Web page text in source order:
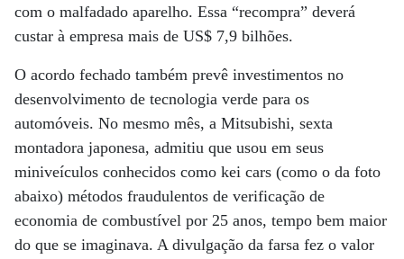
com o malfadado aparelho. Essa “recompra” deverá
custar à empresa mais de US$ 7,9 bilhões.
O acordo fechado também prevê investimentos no
desenvolvimento de tecnologia verde para os
automóveis. No mesmo mês, a Mitsubishi, sexta
montadora japonesa, admitiu que usou em seus
miniveículos conhecidos como kei cars (como o da foto
abaixo) métodos fraudulentos de verificação de
economia de combustível por 25 anos, tempo bem maior
do que se imaginava. A divulgação da farsa fez o valor